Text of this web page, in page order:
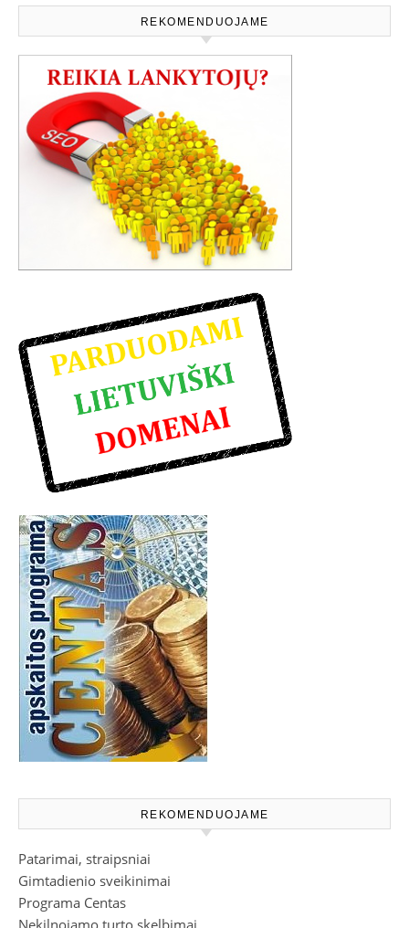
REKOMENDUOJAME
REKOMENDUOJAME
Patarimai, straipsniai
Gimtadienio sveikinimai
Programa Centas
Nekilnojamo turto skelbimai